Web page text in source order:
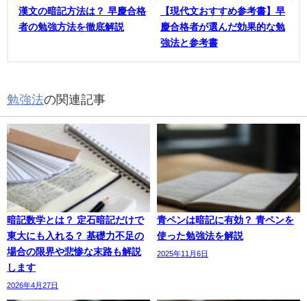
漢文の暗記方法は？ 早慶合格
者の勉強方法を徹底解説
【現代文おすすめ参考書】早
慶合格者が選んだ効果的な勉
強法と参考書
勉強法の関連記事
暗記数学とは？ 定石暗記だけで
東大にも入れる？ 基礎力不足の
場合の限界や悲惨な末路も解説
します
2026年4月27日
青ペンは暗記に有効？ 青ペンを
使った勉強法を解説
2025年11月6日